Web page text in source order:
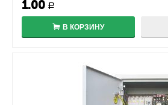
1.00 Р
В КОРЗИНУ